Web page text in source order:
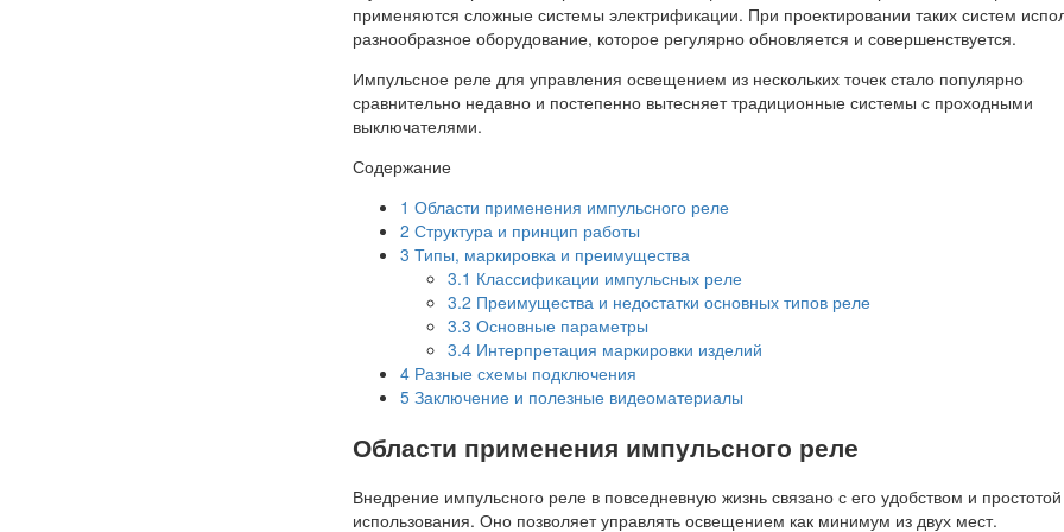
применяются сложные системы электрификации. При проектировании таких систем
разнообразное оборудование, которое регулярно обновляется и совершенствуется.
Импульсное реле для управления освещением из нескольких точек стало популярно
сравнительно недавно и постепенно вытесняет традиционные системы с проходными
выключателями.
Содержание
1 Области применения импульсного реле
2 Структура и принцип работы
3 Типы, маркировка и преимущества
3.1 Классификации импульсных реле
3.2 Преимущества и недостатки основных типов реле
3.3 Основные параметры
3.4 Интерпретация маркировки изделий
4 Разные схемы подключения
5 Заключение и полезные видеоматериалы
Области применения импульсного реле
Внедрение импульсного реле в повседневную жизнь связано с его удобством и простотой
использования. Оно позволяет управлять освещением как минимум из двух мест.